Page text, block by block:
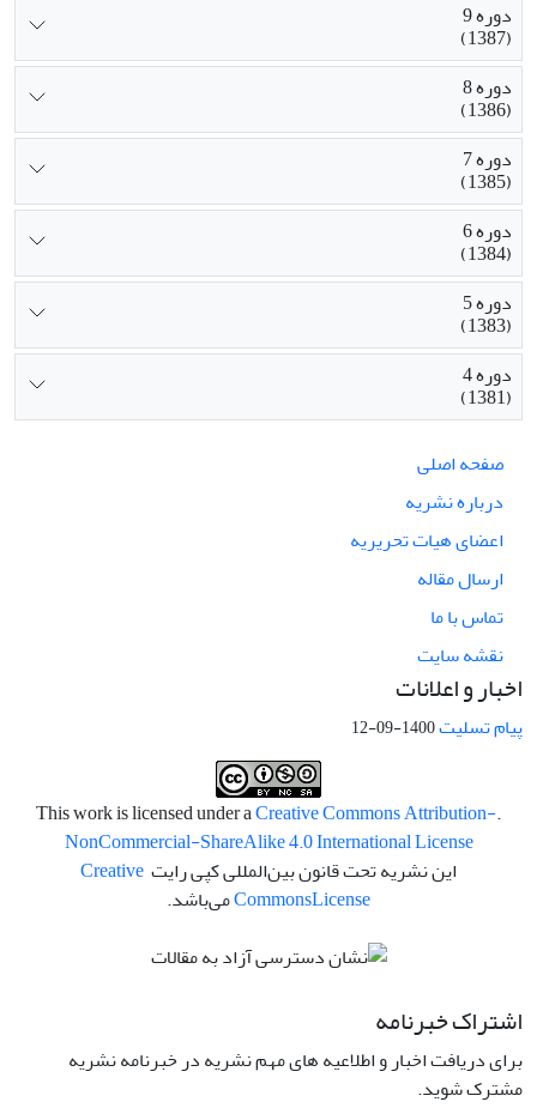
دوره 9
(1387)
دوره 8
(1386)
دوره 7
(1385)
دوره 6
(1384)
دوره 5
(1383)
دوره 4
(1381)
صفحه اصلی
درباره نشریه
اعضای هیات تحریریه
ارسال مقاله
تماس با ما
نقشه سایت
اخبار و اعلانات
پیام تسلیت1400-09-12
.This work is licensed under a
Creative Commons Attribution-
NonCommercial-ShareAlike 4.0 International License
این نشریه تحت قانون بین‌المللی کپی رایت Creative
CommonsLicense می‌باشد.
اشتراک خبرنامه
برای دریافت اخبار و اطلاعیه های مهم نشریه در خبرنامه نشریه
مشترک شوید.